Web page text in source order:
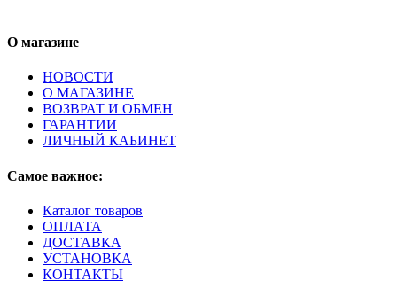
О магазине
НОВОСТИ
О МАГАЗИНЕ
ВОЗВРАТ И ОБМЕН
ГАРАНТИИ
ЛИЧНЫЙ КАБИНЕТ
Самое важное:
Каталог товаров
ОПЛАТА
ДОСТАВКА
УСТАНОВКА
КОНТАКТЫ